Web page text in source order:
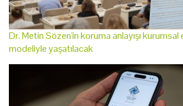
Dr. Metin Sözen'in koruma anlayışı kurumsal
modeliyle yaşatılacak